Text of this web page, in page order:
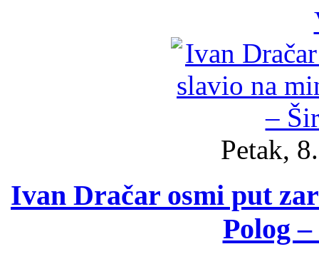
Petak,
Ivan Dračar osmi put
Polog